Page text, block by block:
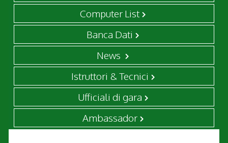
Computer List
Banca Dati
News
Istruttori & Tecnici
Ufficiali di gara
Ambassador